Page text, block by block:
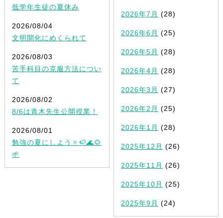
低学年生徒の夏休み
2026/08/04
文明開化にめくられて
2026/08/03
苦手科目の克服方法につい
て
2026/08/02
8/6は青木先生公開授業！
2026/08/01
勉強の夏にしよう🔅🍉🌊🌻
🌱
2026年7月 (28)
2026年6月 (25)
2026年5月 (28)
2026年4月 (28)
2026年3月 (27)
2026年2月 (25)
2026年1月 (28)
2025年12月 (26)
2025年11月 (26)
2025年10月 (25)
2025年9月 (24)